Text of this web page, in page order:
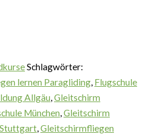
Schlagwörter:
lernen Paragliding, Flugschule
Allgäu,Gleitschirm
München,Gleitschirm
,Gleitschirmfliegen